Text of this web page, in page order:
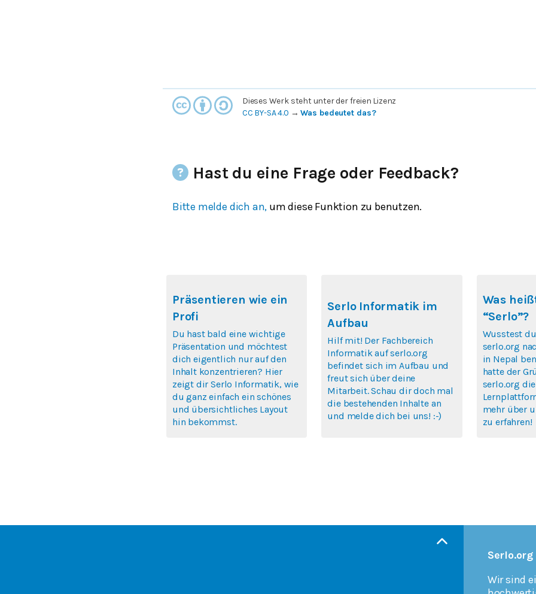
Dieses Werk steht unter der freien Lizenz
CC BY-SA 4.0 →Was bedeutet das?
Hast du eine Frage oder Feedback?
Bitte melde dich an, um diese Funktion zu benutzen.
Präsentieren wie ein
Profi
Du hast bald eine wichtige
Präsentation und möchtest
dich eigentlich nur auf den
Inhalt konzentrieren? Hier
zeigt dir Serlo Informatik, wie
du ganz einfach ein schönes
und übersichtliches Layout
hin bekommst.
Serlo Informatik im
Aufbau
Hilf mit! Der Fachbereich
Informatik auf serlo.org
befindet sich im Aufbau und
freut sich über deine
Mitarbeit. Schau dir doch mal
die bestehenden Inhalte an
und melde dich bei uns! :-)
Was
“Serlo”?
Wusstest
serlo.org
in Nepal
hatte der
serlo.org
mehr über
zu erfahren!
Wir sind